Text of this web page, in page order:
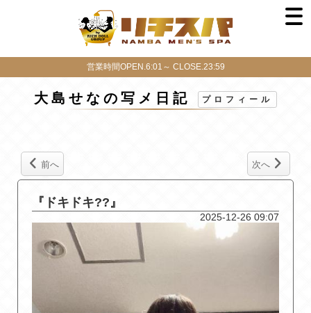
営業時間OPEN.6:01～ CLOSE.23:59
大島せなの写メ日記 プロフィール
前へ 次へ
『ドキドキ??』
2025-12-26 09:07